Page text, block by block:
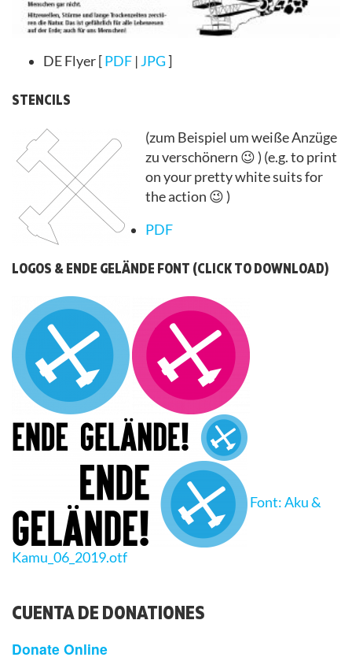
DE Flyer [PDF |JPG]
STENCILS
(zum Beispiel um weiße Anzüge
zu verschönern 😉 ) (e.g. to print
on your pretty white suits for
the action 😉 )
PDF
LOGOS & ENDE GELÄNDE FONT (CLICK TO DOWNLOAD)
Font: Aku &
Kamu_06_2019.otf
CUENTA DE DONATIONES
Donate Online